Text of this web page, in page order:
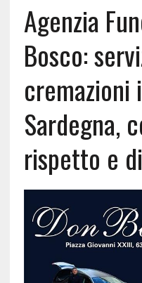
Agenzia
Bosco:
Sardegna,
rispetto e